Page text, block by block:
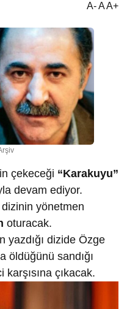
A- A A+
çekeceği “Karakuyu”
devam ediyor.
yönetmen
oturacak.
yazdığı dizide Özge
öldüğünü sandığı
karşısına çıkacak.